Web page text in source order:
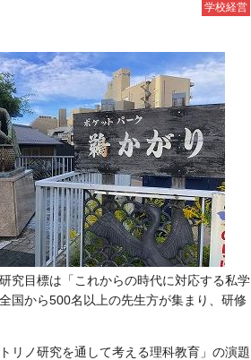
学校経営
究目標は「これからの時代に対応する私学
国から500名以上の先生方が集まり、研修
リノ研究を通して考える理科教育」の演題